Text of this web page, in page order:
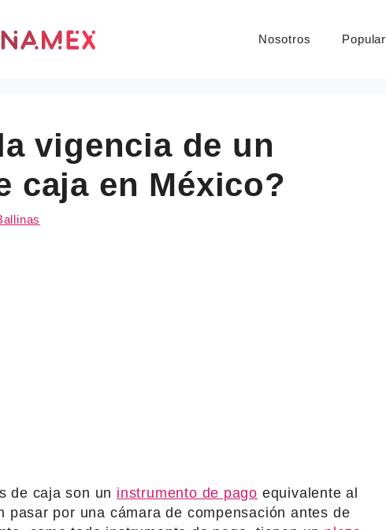
Nosotros Popular
vigencia de un
caja en México?
de caja son un instrumento de pago equivalente al
pasar por una cámara de compensación antes de